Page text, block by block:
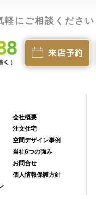
軽にご相談ください
会社概要
注文住宅
空間デザイン事例
当社6つの強み
お問合せ
個人情報保護方針